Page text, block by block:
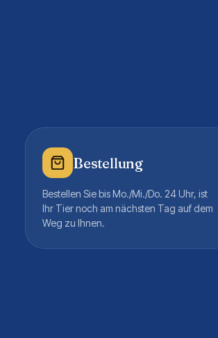
Bestellung
Bestellen Sie bis Mo./Mi./Do. 24 Uhr, ist
Ihr Tier noch am nächsten Tag auf dem
Weg zu Ihnen.